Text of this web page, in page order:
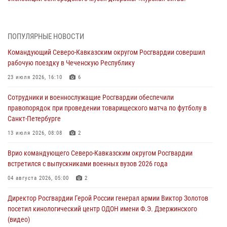
матче в Москве обеспечила Росгвардия (видео)
06 августа 2026, 10:13
задержаны в Дагестане при силовой поддержке Росгвардии
06 августа 2026, 09:00
В Югре при силовой поддержке ОМОН Росгвардии задержаны
06 августа 2026, 08:56 2
Офицер СОБР Росгвардии выступил на окружном юнармейском
06 августа 2026, 08:27
ПОПУЛЯРНЫЕ НОВОСТИ
Командующий Северо-Кавказским округом Росгвардии совершил
рабочую поездку в Чеченскую Республику
23 июля 2026, 16:10 6
Сотрудники и военнослужащие Росгвардии обеспечили
правопорядок при проведении товарищеского матча по футболу в
Санкт-Петербурге
13 июля 2026, 08:08 2
Врио командующего Северо-Кавказским округом Росгвардии
встретился с выпускниками военных вузов 2026 года
04 августа 2026, 05:00 2
Директор Росгвардии Герой России генерал армии Виктор Золотов
посетил кинологический центр ОДОН имени Ф.Э. Дзержинского
(видео)